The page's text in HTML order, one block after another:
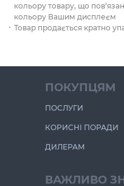
кольору товару, що
кольору Вашим дисплеєм
Товар продається кратно
ПОКУПЦЯМ
ПОСЛУГИ
КОРИСНІ ПОРАДИ
ДИЛЕРАМ
ВАЖЛИВО